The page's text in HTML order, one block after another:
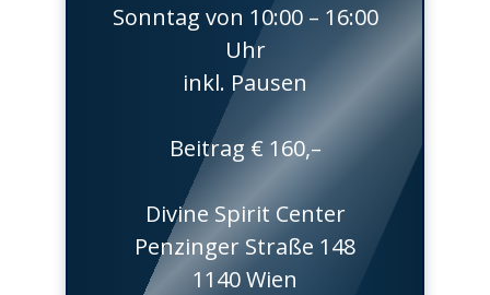
Sonntag von 10:00 – 16:00
Uhr
inkl. Pausen
Beitrag € 160,–
Divine Spirit Center
Penzinger Straße 148
1140 Wien